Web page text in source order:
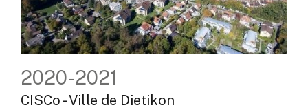
2020-2021
CISCo - Ville de Dietikon